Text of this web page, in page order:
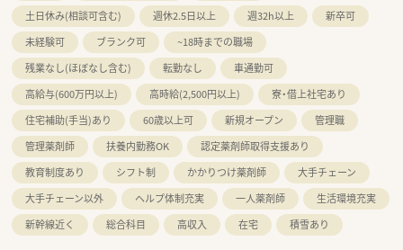
土日休み(相談可含む)
週休2.5日以上 週32h以上
新卒可
未経験可
ブランク可
~18時までの職場
残業なし(ほぼなし含む)
転勤なし
車通勤可
高給与(600万円以上)
高時給(2,500円以上)
寮・借上社宅あり
住宅補助(手当)あり
60歳以上可 新規オープン
管理職
管理薬剤師
扶養内勤務OK
認定薬剤師取得支援あり
教育制度あり
シフト制 かかりつけ薬剤師
大手チェーン
大手チェーン以外
ヘルプ体制充実 一人薬剤師
生活環境充実
新幹線近く
総合科目 高収入 在宅 積雪あり